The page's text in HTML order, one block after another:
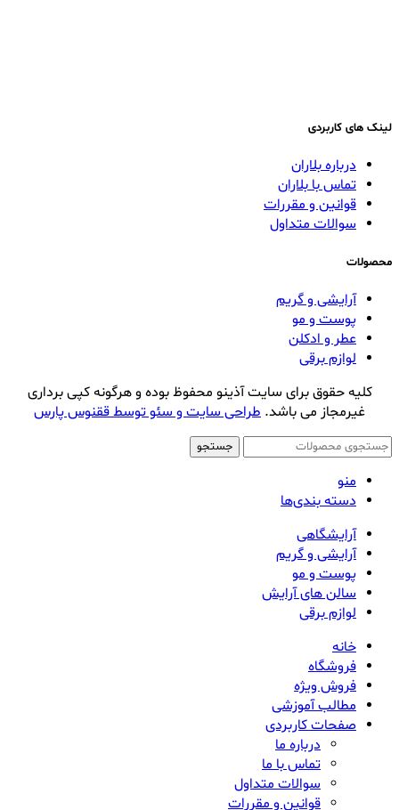
لینک های کاربردی
درباره بلاران
تماس با بلاران
قوانین و مقررات
سوالات متداول
محصولات
آرایشی و گریم
پوست و مو
عطر و ادکلن
لوازم برقی
کلیه حقوق برای سایت آذینو محفوظ بوده و هرگونه کپی برداری
غیرمجاز می باشد. طراحی سایت و سئو توسط ققنوس پارس
جستجو
منو
دسته بندی‌ها
آرایشگاهی
آرایشی و گریم
پوست و مو
سالن های آرایش
لوازم برقی
خانه
فروشگاه
فروش ویژه
مطالب آموزشی
صفحات کاربردی
درباره ما
تماس با ما
سوالات متداول
قوانین و مقررات